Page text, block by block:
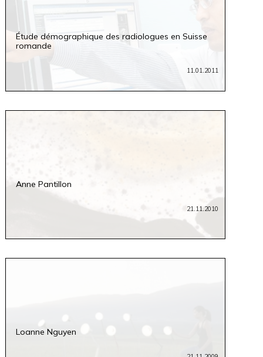
Étude démographique des radiologues en Suisse
romande
11.01.2011
Anne Pantillon
21.11.2010
Loanne Nguyen